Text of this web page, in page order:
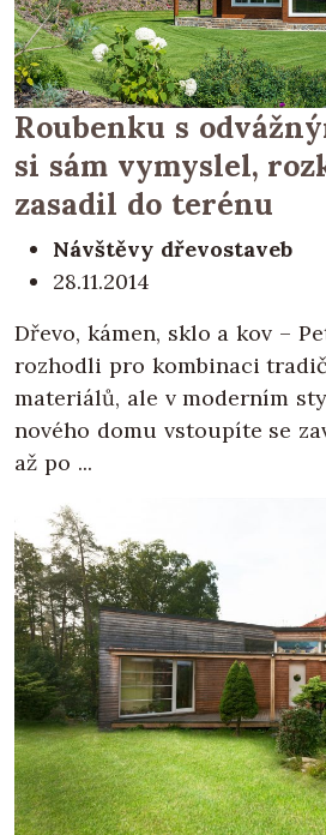
Roubenku s
si sám vymyslel,
zasadil do terénu
Návštěvy dřevostaveb
28.11.2014
Dřevo, kámen, sklo a kov –
rozhodli pro kombinaci
materiálů, ale v moderním
nového domu vstoupíte se
až po ...